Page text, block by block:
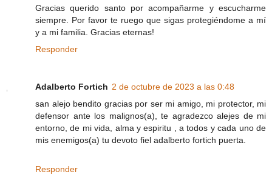
Gracias querido santo por acompañarme y escucharme
siempre. Por favor te ruego que sigas protegiéndome a mí
y a mi familia. Gracias eternas!
Responder
Adalberto Fortich 2 de octubre de 2023 a las 0:48
san alejo bendito gracias por ser mi amigo, mi protector, mi
defensor ante los malignos(a), te agradezco alejes de mi
entorno, de mi vida, alma y espiritu , a todos y cada uno de
mis enemigos(a) tu devoto fiel adalberto fortich puerta.
Responder